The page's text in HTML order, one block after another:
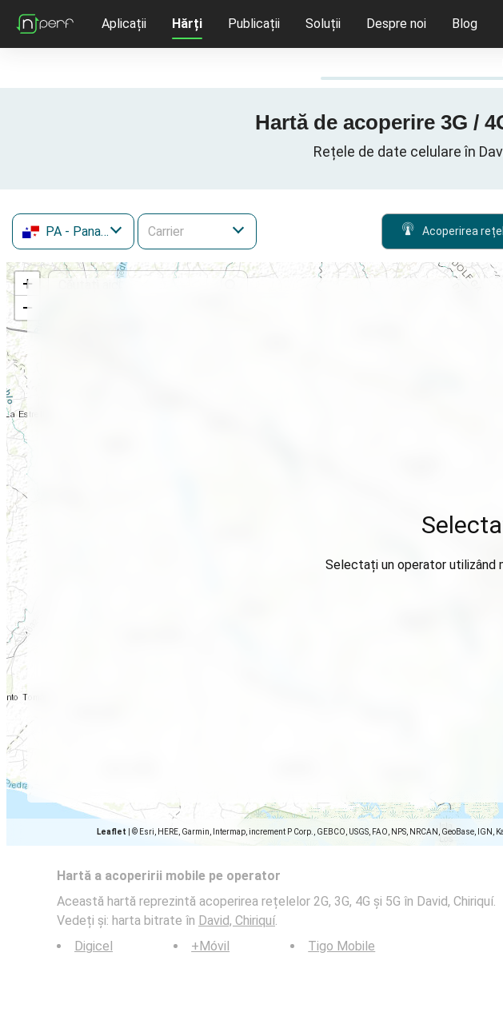
Aplicații Hărți Publicații Soluții Despre noi Blog
Hartă de acoperire 3G /
Rețele de date celulare în
PA - Panama Acoperirea
+
−
Leaflet © Esri, HERE, Garmin, Intermap, increment P Corp., GEBCO, USGS, FAO, NPS, NRCAN, GeoBase,
Selectați un operator utilizând
Hartă a acoperirii mobile pe operator
Această hartă reprezintă acoperirea rețelelor 2G, 3G, 4G și 5G în David, Chiriquí.
Vedeți și: harta bitrate în David, Chiriquí.
Digicel
+Móvil Tigo Mobile